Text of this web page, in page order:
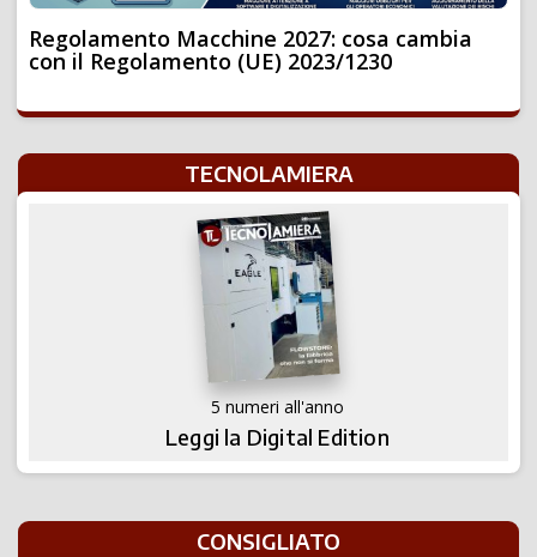
Regolamento Macchine 2027: cosa cambia
con il Regolamento (UE) 2023/1230
TECNOLAMIERA
5 numeri all'anno
Leggi la Digital Edition
CONSIGLIATO